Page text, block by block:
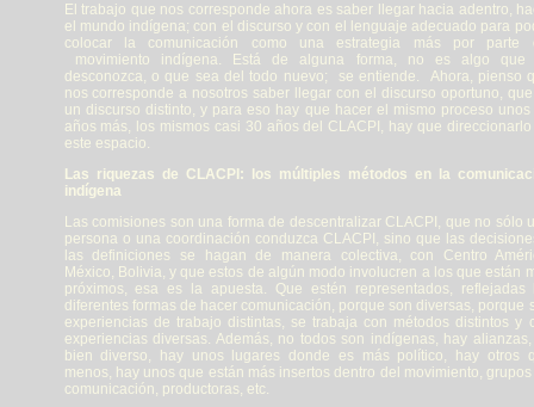
El trabajo que nos corresponde ahora es saber llegar hacia adentro,
el mundo indígena; con el discurso y con el lenguaje adecuado para
colocar la comunicación como una estrategia más por parte
movimiento indígena. Está de alguna forma, no es algo que
desconozca, o que sea del todo nuevo; se entiende. Ahora, pienso
nos corresponde a nosotros saber llegar con el discurso oportuno,
un discurso distinto, y para eso hay que hacer el mismo proceso
años más, los mismos casi 30 años del CLACPI, hay que
este espacio.
Las riquezas de CLACPI: los múltiples métodos en la
indígena
Las comisiones son una forma de descentralizar CLACPI, que no sólo
persona o una coordinación conduzca CLACPI, sino que las
las definiciones se hagan de manera colectiva, con Centro
México, Bolivia, y que estos de algún modo involucren a los que están
próximos, esa es la apuesta. Que estén representados, reflejadas
diferentes formas de hacer comunicación, porque son diversas, porque
experiencias de trabajo distintas, se trabaja con métodos distintos y
experiencias diversas. Además, no todos son indígenas, hay
bien diverso, hay unos lugares donde es más político, hay otros
menos, hay unos que están más insertos dentro del movimiento,
comunicación, productoras, etc.